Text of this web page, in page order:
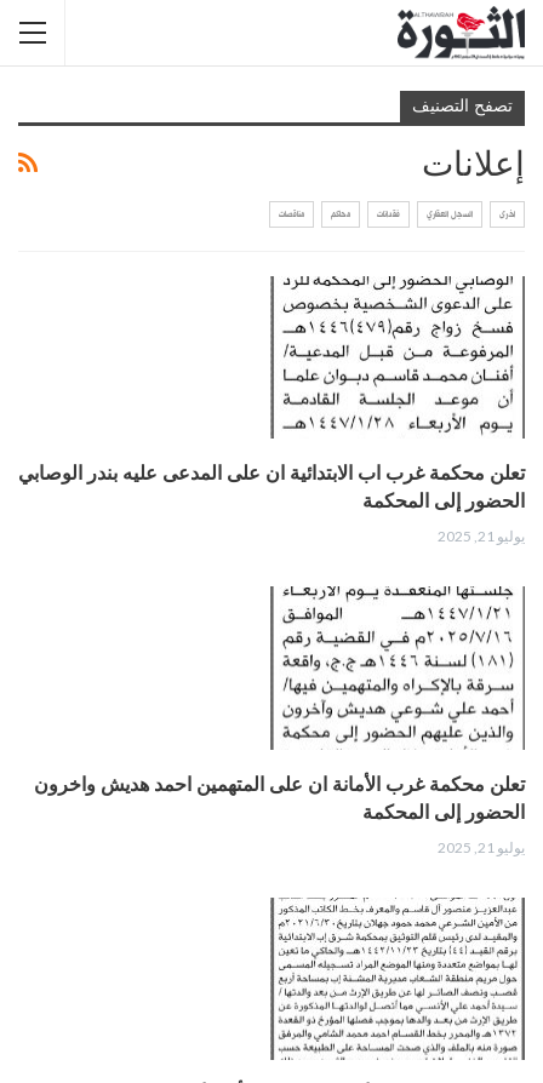
تصفح التصنيف
إعلانات
اخرى السجل العقاري فقدانات محاكم مناقصات
تعلن محكمة غرب اب الابتدائية ان على المدعى عليه بندر الوصابي
الحضور إلى المحكمة
يوليو 21, 2025
تعلن محكمة غرب الأمانة ان على المتهمين احمد هديش واخرون
الحضور إلى المحكمة
يوليو 21, 2025